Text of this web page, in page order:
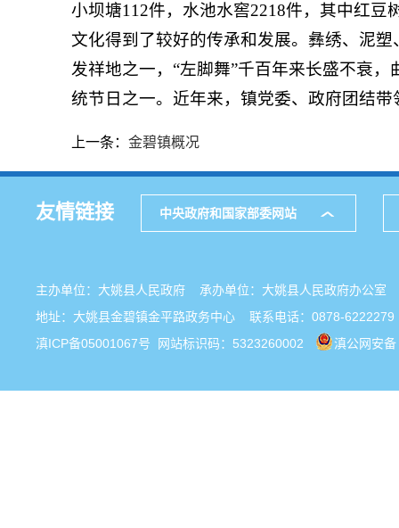
小坝塘112件，水池水窖2218件，其中红豆
文化得到了较好的传承和发展。彝绣、泥
发祥地之一，“左脚舞”千百年来长盛不衰
统节日之一。近年来，镇党委、政府团结
上一条： 金碧镇概况
友情链接 中央政府和国家部委网站
主办单位：大姚县人民政府 承办单位：大姚县人民政府办公
地址：大姚县金碧镇金平路政务中心 联系电话：0878-6222279
滇ICP备05001067号 网站标识码：5323260002 滇公网安